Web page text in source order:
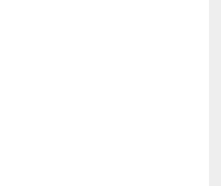
a la fresca. Sense
pensada per grups